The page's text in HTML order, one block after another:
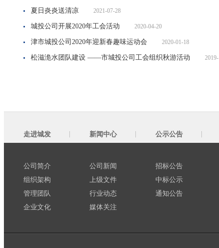
夏日炎炎送清凉 2021-07-28
城投公司开展2020年工会活动 2020-04-20
津市城投公司2020年迎新春趣味运动会 2020-01-18
松滋洈水团队建设 ——市城投公司工会组织秋游活动
走进城发
公司简介
组织架构
管理团队
企业文化
新闻中心
公司新闻
上级文件
行业动态
媒体关注
公示公告
招标公告
中标公示
通知公告